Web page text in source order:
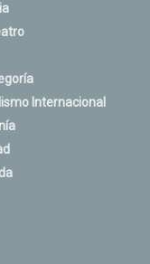
Internacional